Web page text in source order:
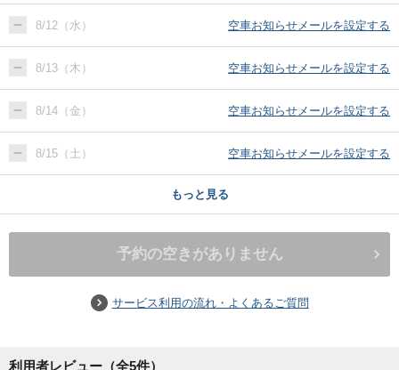
8/12（水） 空車お知らせメールを設定する
8/13（木） 空車お知らせメールを設定する
8/14（金） 空車お知らせメールを設定する
8/15（土） 空車お知らせメールを設定する
もっと見る
予約の空きがありません
サービス利用の流れ・よくあるご質問
利用者レビュー（全5件）